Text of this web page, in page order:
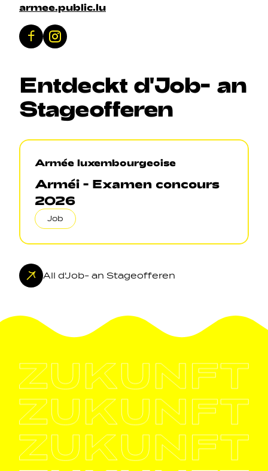
armee.public.lu
Facebook
Instagram
Entdeckt d'Job- an
Stageofferen
Armée luxembourgeoise
Arméi - Examen concours
2026
Job
All d'Job- an Stageofferen